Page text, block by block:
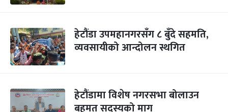
हेटौंडा उपमहानगरसँग ८ बुँदे सहमति,
व्यवसायीको आन्दोलन स्थगित
हेटौंडामा विशेष नगरसभा बोलाउन
बहुमत सदस्यको माग